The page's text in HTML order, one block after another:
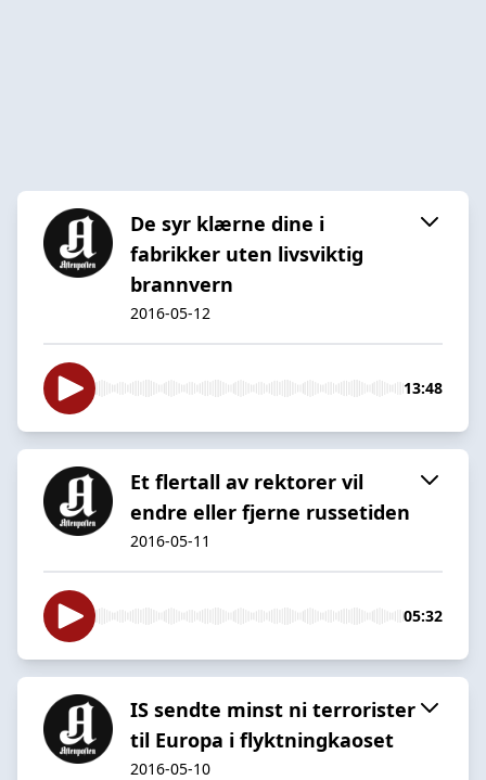
De syr klærne dine i
fabrikker uten livsviktig
brannvern
2016-05-12
13:48
Et flertall av rektorer vil
endre eller fjerne russetiden
2016-05-11
05:32
IS sendte minst ni terrorister
til Europa i flyktningkaoset
2016-05-10